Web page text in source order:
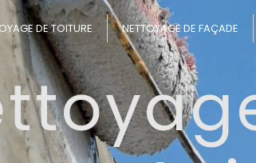
DE TOITURE NETTOYAGE DE FAÇADE